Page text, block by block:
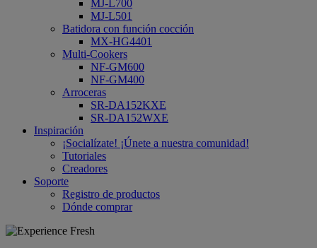
MJ-L700
MJ-L501
Batidora con función cocción
MX-HG4401
Multi-Cookers
NF-GM600
NF-GM400
Arroceras
SR-DA152KXE
SR-DA152WXE
Inspiración
¡Socialízate! ¡Únete a nuestra comunidad!
Tutoriales
Creadores
Soporte
Registro de productos
Dónde comprar